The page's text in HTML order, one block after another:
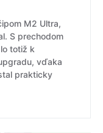
M2 Ultra,
S prechodom
totiž k
vďaka
prakticky